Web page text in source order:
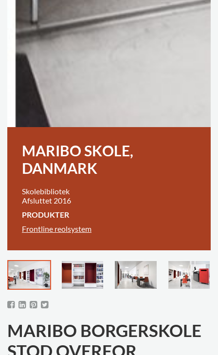
MARIBO SKOLE,
DANMARK
Skolebibliotek
Afsluttet 2016
PRODUKTER
Frontline reolsystem
MARIBO BORGERSKOLE
STOD OVERFOR